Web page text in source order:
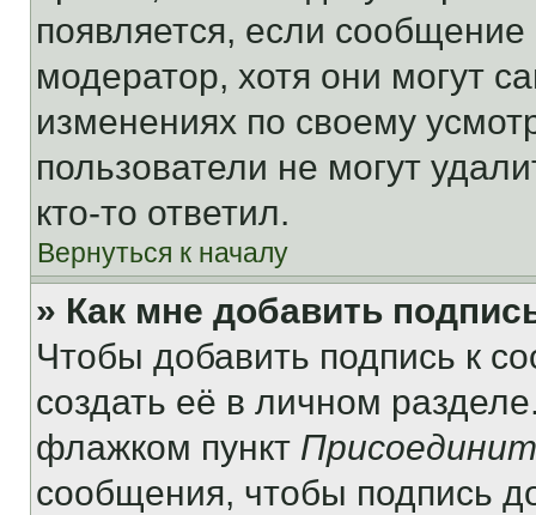
появляется, если
модератор, хотя они могут
изменениях по своему
пользователи не могут
кто-то ответил.
Вернуться к началу
» Как мне добавить
Чтобы добавить подпись к
создать её в личном
флажком пункт
сообщения, чтобы подпись